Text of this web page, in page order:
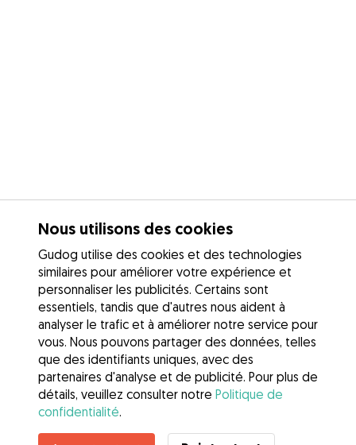
Nous utilisons des cookies
Gudog utilise des cookies et des technologies
similaires pour améliorer votre expérience et
personnaliser les publicités. Certains sont
essentiels, tandis que d'autres nous aident à
analyser le trafic et à améliorer notre service pour
vous. Nous pouvons partager des données, telles
que des identifiants uniques, avec des
partenaires d'analyse et de publicité. Pour plus de
détails, veuillez consulter notre Politique de
confidentialité.